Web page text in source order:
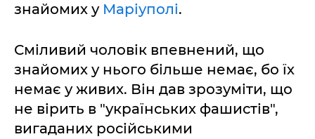
знайомих у Маріуполі.
Сміливий чоловік впевнений, що
знайомих у нього більше немає, бо їх
немає у живих. Він дав зрозуміти, що
не вірить в "українських фашистів",
вигаданих російськими